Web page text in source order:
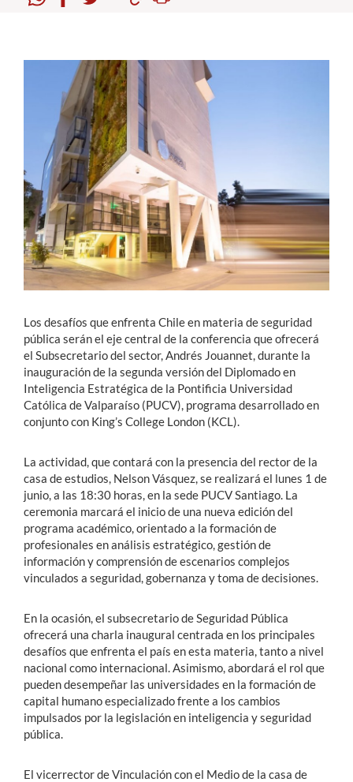
Estudiantes
Funcionarios
English
Los desafíos que enfrenta Chile en materia de seguridad
pública serán el eje central de la conferencia que ofrecerá
el Subsecretario del sector, Andrés Jouannet, durante la
inauguración de la segunda versión del Diplomado en
Inteligencia Estratégica de la Pontificia Universidad
Católica de Valparaíso (PUCV), programa desarrollado en
conjunto con King’s College London (KCL).
La actividad, que contará con la presencia del rector de la
casa de estudios, Nelson Vásquez, se realizará el lunes 1 de
junio, a las 18:30 horas, en la sede PUCV Santiago. La
ceremonia marcará el inicio de una nueva edición del
programa académico, orientado a la formación de
profesionales en análisis estratégico, gestión de
información y comprensión de escenarios complejos
vinculados a seguridad, gobernanza y toma de decisiones.
En la ocasión, el subsecretario de Seguridad Pública
ofrecerá una charla inaugural centrada en los principales
desafíos que enfrenta el país en esta materia, tanto a nivel
nacional como internacional. Asimismo, abordará el rol que
pueden desempeñar las universidades en la formación de
capital humano especializado frente a los cambios
impulsados por la legislación en inteligencia y seguridad
pública.
El vicerrector de Vinculación con el Medio de la casa de